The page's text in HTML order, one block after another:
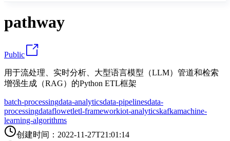
pathway
Public
用于流处理、实时分析、大型语言模型（LLM）管道和检索
增强生成（RAG）的Python ETL框架
batch-processingdata-analyticsdata-pipelinesdata-
processingdataflowetletl-frameworkiot-analyticskafkamachine-
learning-algorithms
创建时间 ： 2022-11-27T21:01:14